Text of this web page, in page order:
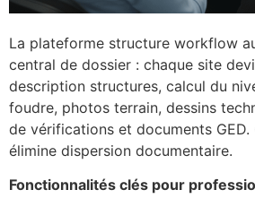
La plateforme structure workflow
central de dossier : chaque site
description structures, calcul du
foudre, photos terrain, dessins
de vérifications et documents
élimine dispersion documentaire.
Fonctionnalités clés pour